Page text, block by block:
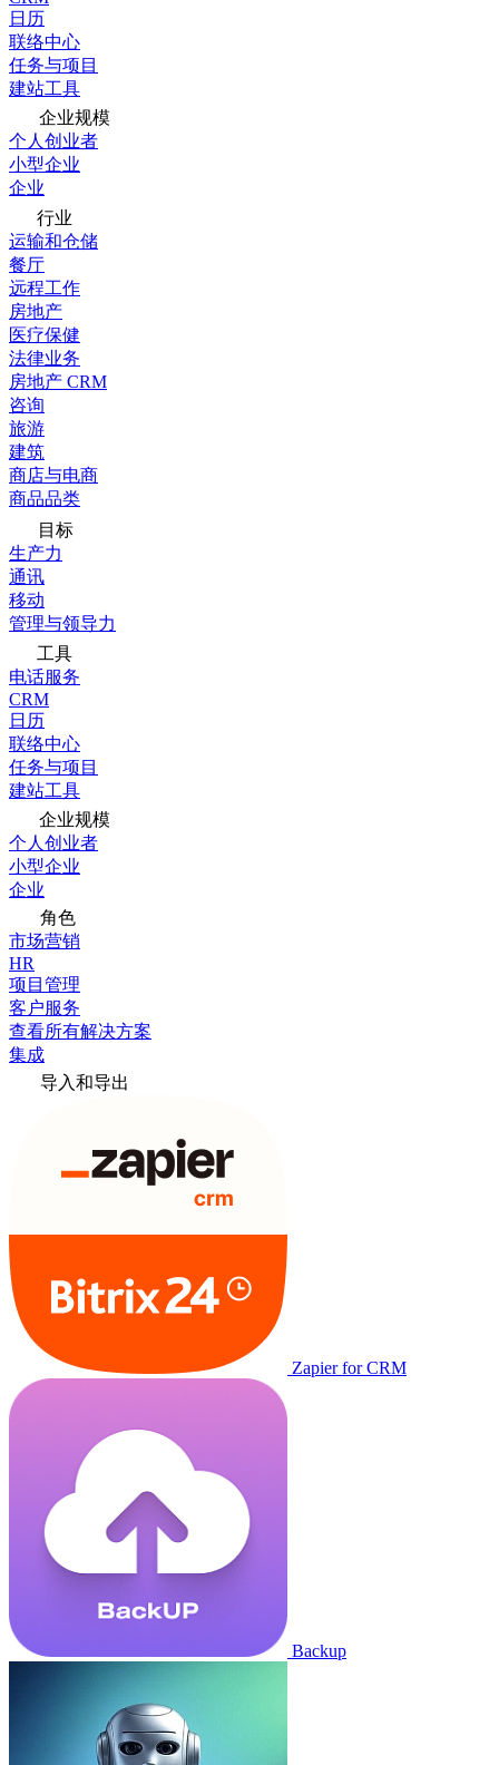
日历
联络中心
任务与项目
建站工具
企业规模
个人创业者
小型企业
企业
行业
运输和仓储
餐厅
远程工作
房地产
医疗保健
法律业务
房地产 CRM
咨询
旅游
建筑
商店与电商
商品品类
目标
生产力
通讯
移动
管理与领导力
工具
电话服务
CRM
日历
联络中心
任务与项目
建站工具
企业规模
个人创业者
小型企业
企业
角色
市场营销
HR
项目管理
客户服务
查看所有解决方案
集成
导入和导出
Zapier for CRM
Backup